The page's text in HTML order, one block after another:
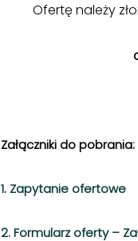
Ofertę należy
Załączniki do pobrania:
1. Zapytanie ofertowe
2. Formularz oferty –